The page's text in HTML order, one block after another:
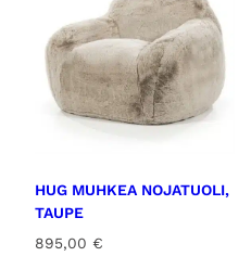
HUG MUHKEA NOJATUOLI,
TAUPE
895,00 €